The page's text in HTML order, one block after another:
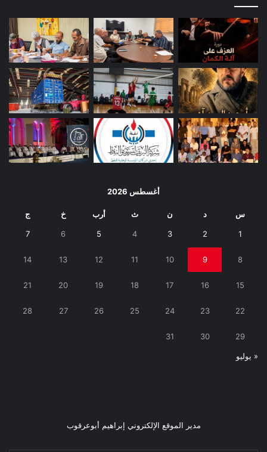
أغسطس 2026
س د ن ث أرب خ ج
1
2
3
4
5
6
7
8
9
10
11
12
13
14
15
16
17
18
19
20
21
22
23
24
25
26
27
28
29
30
31
« يوليو
مدير الموقع الإلكتروني إبراهيم أبوعرقوب